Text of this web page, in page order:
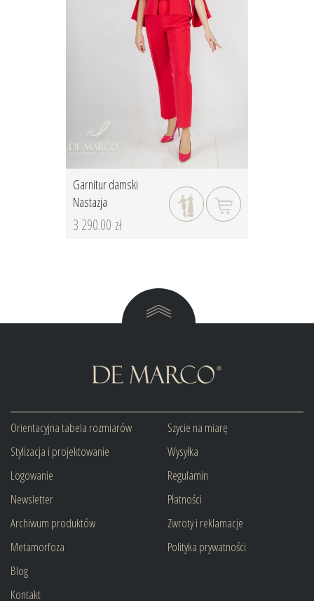
Garnitur damski
Nastazja
3 290.00 zł
Orientacyjna tabela rozmiarów
Stylizacja i projektowanie
Logowanie
Newsletter
Archiwum produktów
Metamorfoza
Blog
Kontakt
Szycie na miarę
Wysyłka
Regulamin
Płatności
Zwroty i reklamacje
Polityka prywatności